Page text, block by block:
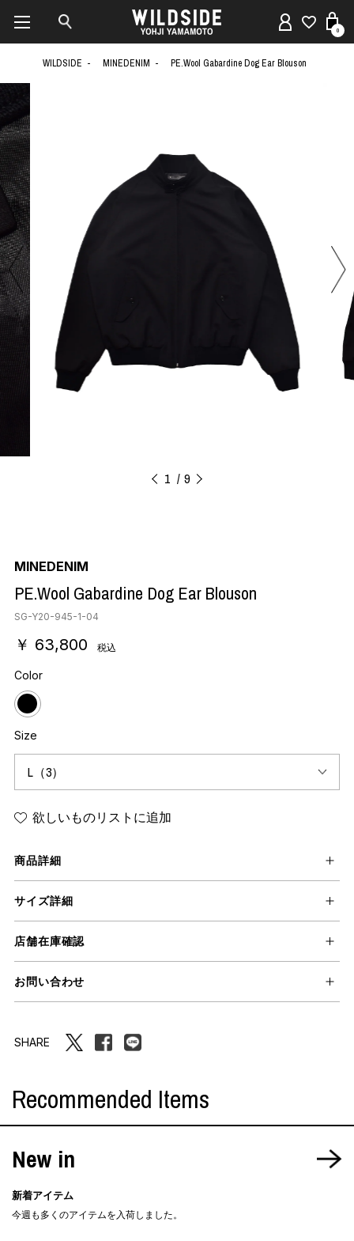
0
WILDSIDE MINEDENIM PE.Wool Gabardine Dog Ear Blouson
1 9
MINEDENIM
PE.Wool Gabardine Dog Ear Blouson
SG-Y20-945-1-04
￥ 63,800 税込
Color
Size
欲しいものリストに追加
商品詳細
サイズ詳細
店舗在庫確認
お問い合わせ
SHARE
Recommended Items
New in
新着アイテム
今週も多くのアイテムを入荷しました。